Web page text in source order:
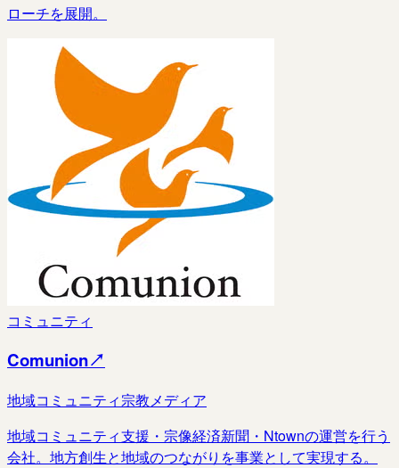
ローチを展開。
コミュニティ
Comunion↗
地域コミュニティ宗教メディア
地域コミュニティ支援・宗像経済新聞・Ntownの運営を行う
会社。地方創生と地域のつながりを事業として実現する。